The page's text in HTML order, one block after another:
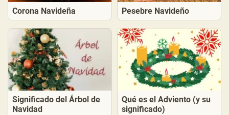
Corona Navideña Pesebre Navideño
Significado del Árbol de
Navidad
Qué es el Adviento (y su
significado)